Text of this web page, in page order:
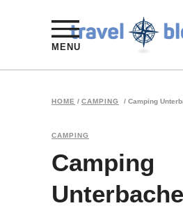
MENU
HOME / CAMPING / Camping
CAMPING
Camping